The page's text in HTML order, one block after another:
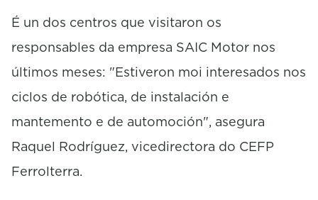
É un dos centros que visitaron os
responsables da empresa SAIC Motor nos
últimos meses: "Estiveron moi interesados nos
ciclos de robótica, de instalación e
mantemento e de automoción", asegura
Raquel Rodríguez, vicedirectora do CEFP
Ferrolterra.